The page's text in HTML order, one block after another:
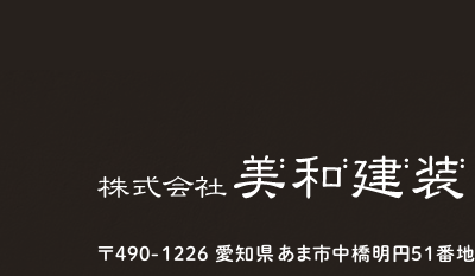
〒490-1226 愛知県あま市中橋明円51番地